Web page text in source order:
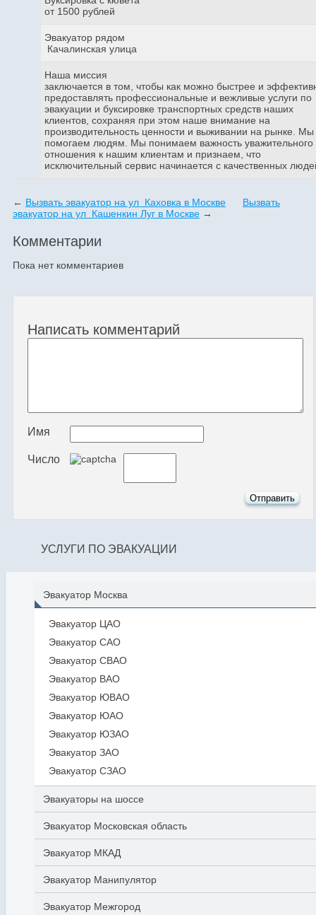
от 1500 рублей
Эвакуатор рядом
Качалинская улица
Наша миссия
заключается в том, чтобы как можно быстрее и
предоставлять профессиональные и вежливые услуги по
эвакуации и буксировке транспортных средств наших
клиентов, сохраняя при этом наше внимание на
производительность ценности и выживании на рынке. Мы
помогаем людям. Мы понимаем важность уважительного
отношения к нашим клиентам и признаем, что
исключительный сервис начинается с качественных
← Вызвать эвакуатор на ул Каховка в Москве
Вызвать
эвакуатор на ул Кашенкин Луг в Москве →
Комментарии
Пока нет комментариев
Написать комментарий
Имя
Число
УСЛУГИ ПО ЭВАКУАЦИИ
Эвакуатор Москва
Эвакуатор ЦАО
Эвакуатор САО
Эвакуатор СВАО
Эвакуатор ВАО
Эвакуатор ЮВАО
Эвакуатор ЮАО
Эвакуатор ЮЗАО
Эвакуатор ЗАО
Эвакуатор СЗАО
Эвакуаторы на шоссе
Эвакуатор Московская область
Эвакуатор МКАД
Эвакуатор Манипулятор
Эвакуатор Межгород